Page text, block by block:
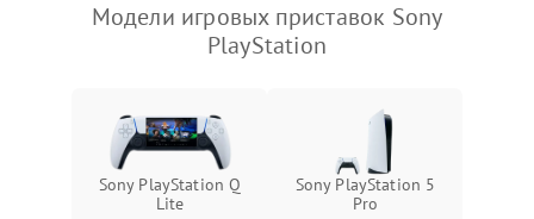
Модели игровых приставок Sony
PlayStation
Sony PlayStation Q
Lite
Sony PlayStation 5
Pro